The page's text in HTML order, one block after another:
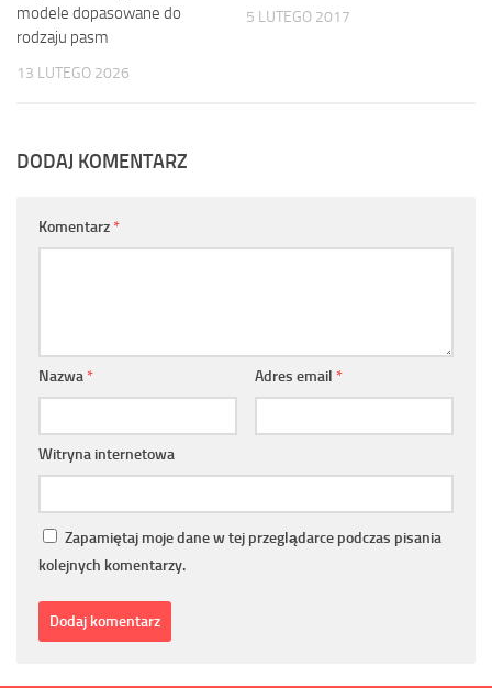
modele dopasowane do
rodzaju pasm
13 LUTEGO 2026
5 LUTEGO 2017
DODAJ KOMENTARZ
Komentarz *
Nazwa * Adres email *
Witryna internetowa
Zapamiętaj moje dane w tej przeglądarce podczas pisania
kolejnych komentarzy.